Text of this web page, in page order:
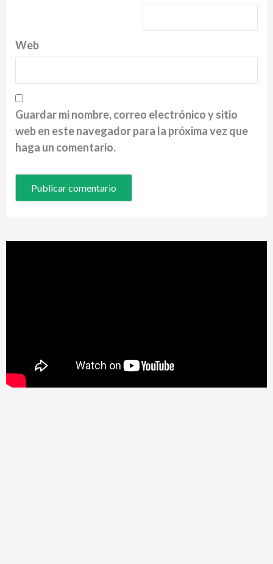
Web
Guardar mi nombre, correo electrónico y sitio
web en este navegador para la próxima vez que
haga un comentario.